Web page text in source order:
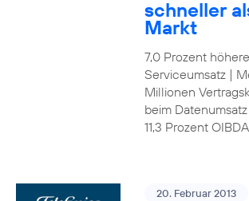
schneller
Markt
7,0 Prozent
Serviceumsatz |
Millionen
beim
11,3 Prozent
20. Februar 2013